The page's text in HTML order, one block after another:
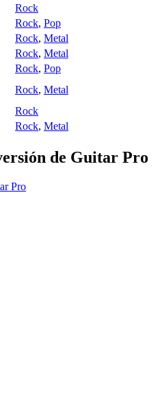
Rock
Rock, Pop
Rock, Metal
Rock, Metal
Rock, Pop
Rock, Metal
Rock
Rock, Metal
de Guitar Pro
Pro